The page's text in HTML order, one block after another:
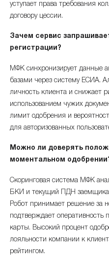
уступает права требования
договору цессии.
Зачем сервис
регистрации?
МФК синхронизирует данные
базами через систему ЕСИА.
личность клиента и снижает
использованием чужих
лимит одобрения и
для авторизованных
Можно ли доверять
моментальном
Скоринговая система МФК
БКИ и текущий ПДН заемщика
Робот принимает решение за
подтверждает оперативность
карты. Высокий процент
лояльности компании к
рейтингом.